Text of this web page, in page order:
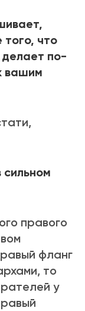
что
делает по-
вашим
правого
фланг
то
у